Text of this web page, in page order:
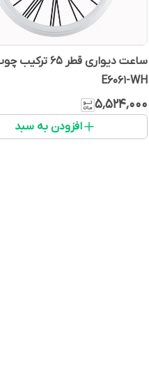
ساعت دیواری قطر 65
E6061-WH
۵٬۵۲۴٬۰۰۰
افزودن به سبد